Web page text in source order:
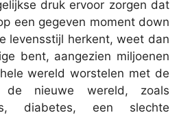
druk ervoor zorgen dat
een gegeven moment down
levensstijl herkent, weet dan
bent, aangezien miljoenen
wereld worstelen met de
de nieuwe wereld, zoals
diabetes, een slechte